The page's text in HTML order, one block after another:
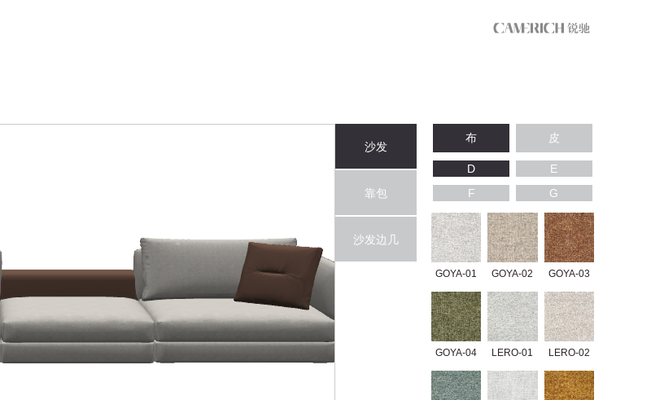
沙发
靠包
沙发边几
布 皮
D
E
F
G
GOYA-01 GOYA-02 GOYA-03
GOYA-04 LERO-01 LERO-02